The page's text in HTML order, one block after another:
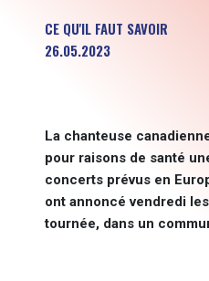
CE QU'IL FAUT SAVOIR
26.05.2023
La chanteuse
pour raisons de santé
concerts prévus en
ont annoncé vendredi
tournée, dans un